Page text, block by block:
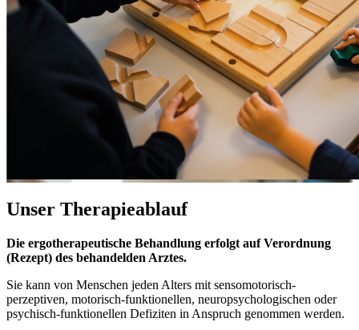
Unser Therapieablauf
Die ergotherapeutische Behandlung erfolgt auf Verordnung
(Rezept) des behandelden Arztes.
Sie kann von Menschen jeden Alters mit sensomotorisch-
perzeptiven, motorisch-funktionellen, neuropsychologischen oder
psychisch-funktionellen Defiziten in Anspruch genommen werden.